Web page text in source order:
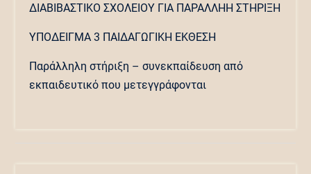
ΔΙΑΒΙΒΑΣΤΙΚΟ ΣΧΟΛΕΙΟΥ ΓΙΑ ΠΑΡΑΛΛΗΗ ΣΤΗΡΙΞΗ
ΥΠΟΔΕΙΓΜΑ 3 ΠΑΙΔΑΓΩΓΙΚΗ ΕΚΘΕΣΗ
Παράλληλη στήριξη – συνεκπαίδευση από
εκπαιδευτικό που μετεγγράφονται